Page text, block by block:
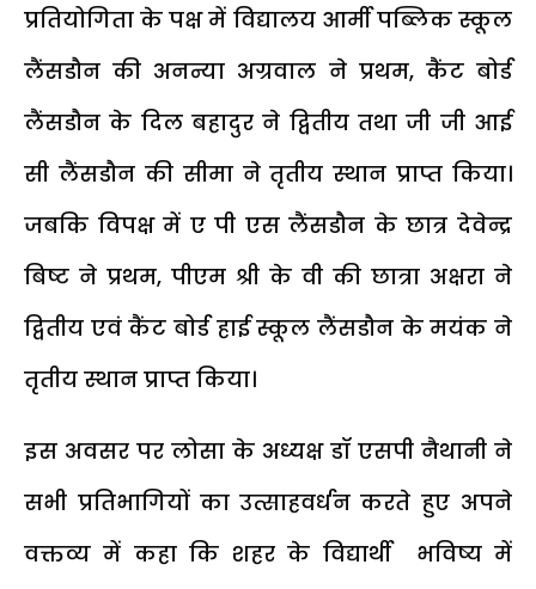
प्रतियोगिता के पक्ष में विद्यालय आर्मी पब्लिक स्कूल
लैंसडौन की अनन्या अग्रवाल ने प्रथम, कैंट बोर्ड
लैंसडौन के दिल बहादुर ने द्वितीय तथा जी जी आई
सी लैंसडौन की सीमा ने तृतीय स्थान प्राप्त किया।
जबकि विपक्ष में ए पी एस लैंसडौन के छात्र देवेन्द्र
बिष्ट ने प्रथम, पीएम श्री के वी की छात्रा अक्षरा ने
द्वितीय एवं कैंट बोर्ड हाई स्कूल लैंसडौन के मयंक ने
तृतीय स्थान प्राप्त किया।
इस अवसर पर लोसा के अध्यक्ष डॉ एसपी नैथानी ने
सभी प्रतिभागियों का उत्साहवर्धन करते हुए अपने
वक्तव्य में कहा कि शहर के विद्यार्थी भविष्य में